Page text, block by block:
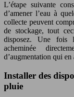
L’étape suivante
d’amener l’eau à
collecte peuvent
de stockage, tout
disposez. Une fois
acheminée
d’augmentation qui
Installer des
pluie